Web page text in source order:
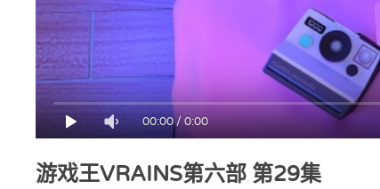
00:00/0:00
游戏王VRAINS第六部 第29集